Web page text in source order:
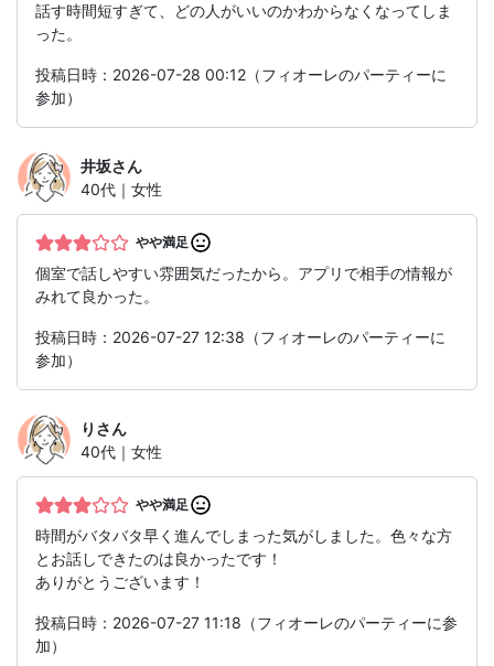
話す時間短すぎて、どの人がいいのかわからなくなってしま
った。
投稿日時：2026-07-28 00:12（フィオーレのパーティーに
参加）
井坂さん
40代｜女性
やや満足
個室で話しやすい雰囲気だったから。アプリで相手の情報が
みれて良かった。
投稿日時：2026-07-27 12:38（フィオーレのパーティーに
参加）
り さん
40代｜女性
やや満足
時間がバタバタ早く進んでしまった気がしました。色々な方
とお話しできたのは良かったです！
ありがとうございます！
投稿日時：2026-07-27 11:18（フィオーレのパーティーに参
加）